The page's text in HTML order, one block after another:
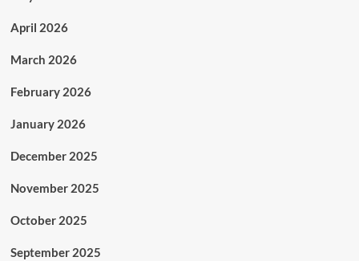
April 2026
March 2026
February 2026
January 2026
December 2025
November 2025
October 2025
September 2025